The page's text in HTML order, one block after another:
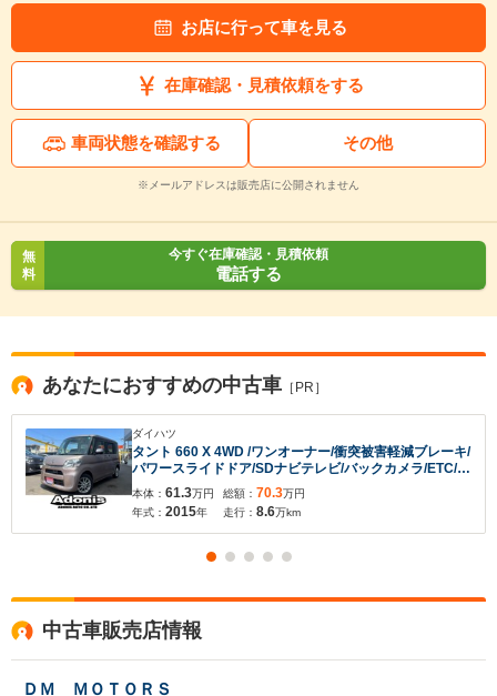
お店に行って車を見る
在庫確認・見積依頼をする
車両状態を確認する その他
※メールアドレスは販売店に公開されません
無
料
今すぐ在庫確認・見積依頼
電話する
あなたにおすすめの中古車 ［PR］
ダイハツ
タント 660 X 4WD /ワンオーナー/衝突被害軽減ブレーキ/
パワースライドドア/SDナビテレビ/バックカメラ/ETC/ド
ライブレコーダー/
本体： 61.3万円
年式： 2015年
総額： 70.3万円
走行： 8.6万km
中古車販売店情報
ＤＭ ＭＯＴＯＲＳ